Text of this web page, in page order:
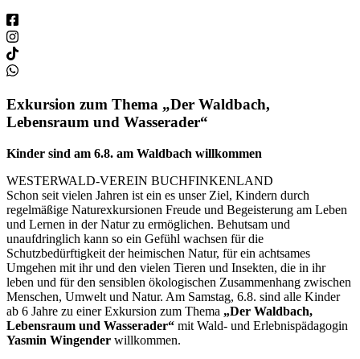
Exkursion zum Thema „Der Waldbach,
Lebensraum und Wasserader“
Kinder sind am 6.8. am Waldbach willkommen
WESTERWALD-VEREIN BUCHFINKENLAND
Schon seit vielen Jahren ist ein es unser Ziel, Kindern durch
regelmäßige Naturexkursionen Freude und Begeisterung am Leben
und Lernen in der Natur zu ermöglichen. Behutsam und
unaufdringlich kann so ein Gefühl wachsen für die
Schutzbedürftigkeit der heimischen Natur, für ein achtsames
Umgehen mit ihr und den vielen Tieren und Insekten, die in ihr
leben und für den sensiblen ökologischen Zusammenhang zwischen
Menschen, Umwelt und Natur. Am Samstag, 6.8. sind alle Kinder
ab 6 Jahre zu einer Exkursion zum Thema „Der Waldbach,
Lebensraum und Wasserader“ mit Wald- und Erlebnispädagogin
Yasmin Wingender willkommen.